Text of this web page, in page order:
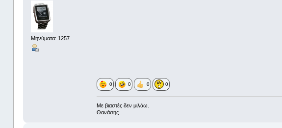
Μηνύματα: 1257
0 0 0 0
Με βιαστές δεν μιλάω.
Θανάσης